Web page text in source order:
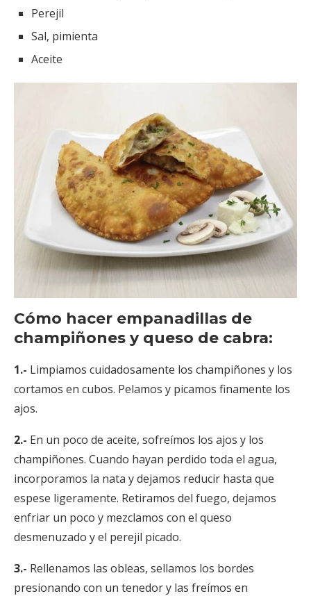
Perejil
Sal, pimienta
Aceite
Cómo hacer empanadillas de
champiñones y queso de cabra:
1.- Limpiamos cuidadosamente los champiñones y los
cortamos en cubos. Pelamos y picamos finamente los
ajos.
2.- En un poco de aceite, sofreímos los ajos y los
champiñones. Cuando hayan perdido toda el agua,
incorporamos la nata y dejamos reducir hasta que
espese ligeramente. Retiramos del fuego, dejamos
enfriar un poco y mezclamos con el queso
desmenuzado y el perejil picado.
3.- Rellenamos las obleas, sellamos los bordes
presionando con un tenedor y las freímos en